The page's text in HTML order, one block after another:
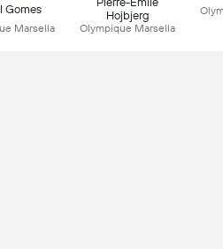
Gomes
Marsella
Hojbjerg
Olympique Marsella